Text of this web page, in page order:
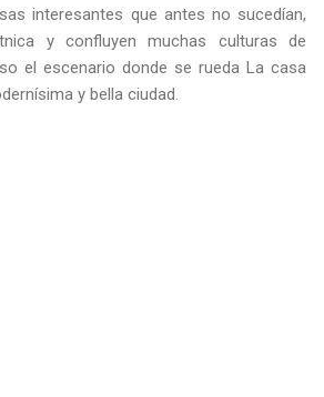
interesantes que antes no sucedían,
y confluyen muchas culturas de
el escenario donde se rueda La casa
y bella ciudad.